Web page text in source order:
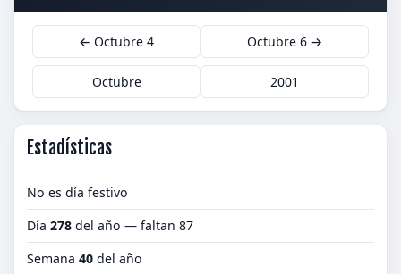
← Octubre 4 Octubre 6 →
Octubre 2001
Estadísticas
No es día festivo
Día 278 del año — faltan 87
Semana 40 del año